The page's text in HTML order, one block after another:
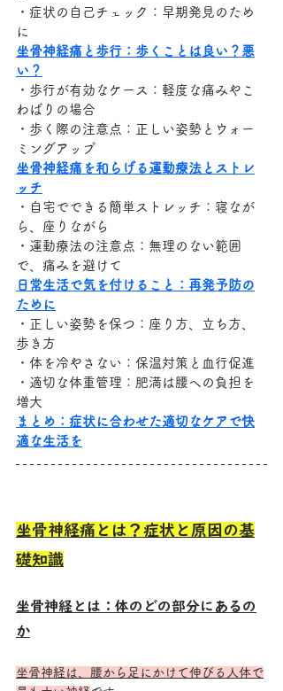
・症状の自己チェック：早期発見のため
に
坐骨神経痛と歩行：歩くことは良い？悪
い？
・歩行が有効なケース：軽度な痛みやこ
わばりの場合
・歩く際の注意点：正しい姿勢とウォー
ミングアップ
坐骨神経痛を和らげる運動療法とストレ
ッチ
・自宅でできる簡単ストレッチ：寝なが
ら、座りながら
・運動療法の注意点：無理のない範囲
で、痛みを避けて
日常生活で気を付けること：再発予防の
ために
・正しい姿勢を保つ：座り方、立ち方、
歩き方
・体を冷やさない：保温対策と血行促進
・適切な体重管理：肥満は腰への負担を
増大
まとめ：症状に合わせた適切なケアで快
適な生活を
坐骨神経痛とは？症状と原因の基
礎知識
坐骨神経とは：体のどの部分にあるの
か
坐骨神経は、腰から足にかけて伸びる人体で